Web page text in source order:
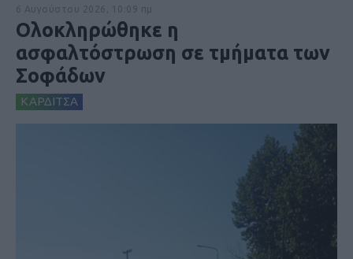
Ολοκληρώθηκε η
ασφαλτόστρωση σε τμήματα των
Σοφάδων
ΚΑΡΔΙΤΣΑ